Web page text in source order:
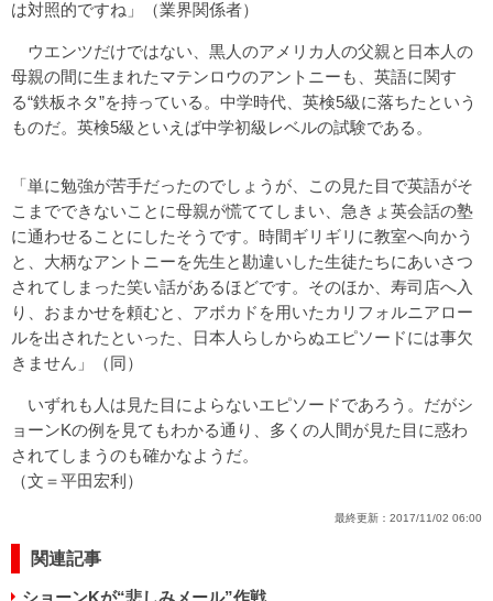
は対照的ですね」（業界関係者）
ウエンツだけではない、黒人のアメリカ人の父親と日本人の
母親の間に生まれたマテンロウのアントニーも、英語に関す
る“鉄板ネタ”を持っている。中学時代、英検5級に落ちたという
ものだ。英検5級といえば中学初級レベルの試験である。
「単に勉強が苦手だったのでしょうが、この見た目で英語がそ
こまでできないことに母親が慌ててしまい、急きょ英会話の塾
に通わせることにしたそうです。時間ギリギリに教室へ向かう
と、大柄なアントニーを先生と勘違いした生徒たちにあいさつ
されてしまった笑い話があるほどです。そのほか、寿司店へ入
り、おまかせを頼むと、アボカドを用いたカリフォルニアロー
ルを出されたといった、日本人らしからぬエピソードには事欠
きません」（同）
いずれも人は見た目によらないエピソードであろう。だがシ
ョーンKの例を見てもわかる通り、多くの人間が見た目に惑わ
されてしまうのも確かなようだ。
（文＝平田宏利）
最終更新： 2017/11/02 06:00
関連記事
ショーンKが“悲しみメール”作戦